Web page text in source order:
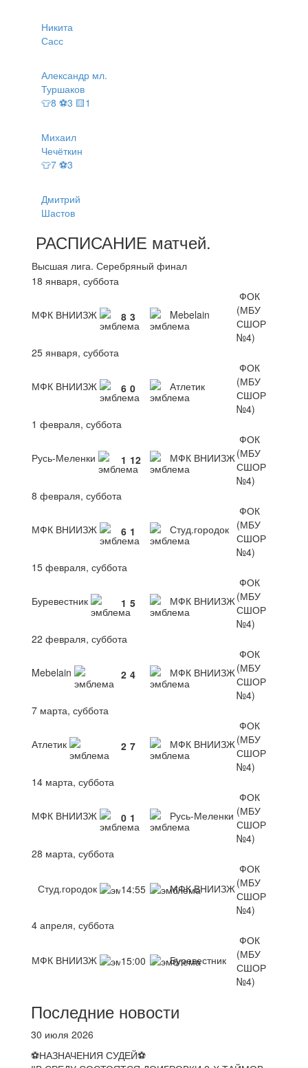
Никита
Сасс
Александр мл.
Туршаков
👕8 ⚽3 🟨1
Михаил
Чечёткин
👕7 ⚽3
Дмитрий
Шастов
РАСПИСАНИЕ матчей.
Высшая лига. Серебряный финал
18 января, суббота
МФК ВНИИЗЖ 8 3 Mebelain
ФОК
(МБУ
СШОР
№4)
25 января, суббота
МФК ВНИИЗЖ 6 0 Атлетик
ФОК
(МБУ
СШОР
№4)
1 февраля, суббота
Русь-Меленки 1 12 МФК ВНИИЗЖ
ФОК
(МБУ
СШОР
№4)
8 февраля, суббота
МФК ВНИИЗЖ 6 1 Студ.городок
ФОК
(МБУ
СШОР
№4)
15 февраля, суббота
Буревестник 1 5 МФК ВНИИЗЖ
ФОК
(МБУ
СШОР
№4)
22 февраля, суббота
Mebelain 2 4 МФК ВНИИЗЖ
ФОК
(МБУ
СШОР
№4)
7 марта, суббота
Атлетик 2 7 МФК ВНИИЗЖ
ФОК
(МБУ
СШОР
№4)
14 марта, суббота
МФК ВНИИЗЖ 0 1 Русь-Меленки
ФОК
(МБУ
СШОР
№4)
28 марта, суббота
Студ.городок 14:55 МФК ВНИИЗЖ
ФОК
(МБУ
СШОР
№4)
4 апреля, суббота
МФК ВНИИЗЖ 15:00 Буревестник
ФОК
(МБУ
СШОР
№4)
Последние новости
30 июля 2026
⚽НАЗНАЧЕНИЯ СУДЕЙ⚽